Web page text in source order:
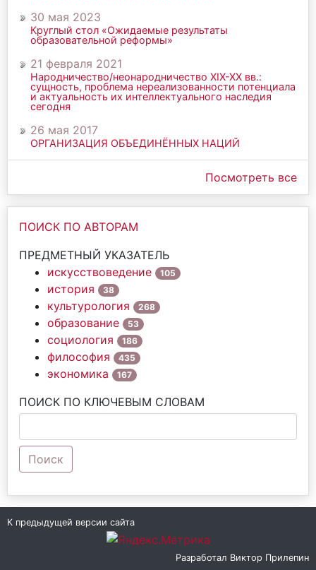
30 мая 2023
Круглый стол «Ожидаемые результаты
образовательной реформы»
21 февраля 2021
Народничество/неонародничество ХIХ-ХХ вв.:
сущность, проблема нереализованности потенциала
и актуальность их интеллектуального наследия
сегодня
26 мая 2017
ОРГАНИЗАЦИЯ ОБЪЕДИНЁННЫХ НАЦИЙ
Посмотреть все
ПОИСК ПО АВТОРАМ
ПРЕДМЕТНЫЙ УКАЗАТЕЛЬ
искусствоведение
105
история 38
культурология 268
образование 53
социология 186
философия 435
экономика 167
ПОИСК ПО КЛЮЧЕВЫМ СЛОВАМ
Поиск
К предыдущей версии сайта
Разработал Виктор Прилепин